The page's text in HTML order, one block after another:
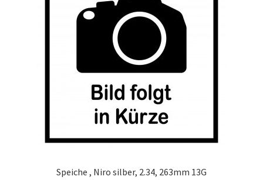
Speiche , Niro silber, 2.34, 263mm 13G